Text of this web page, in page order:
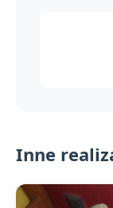
Inne